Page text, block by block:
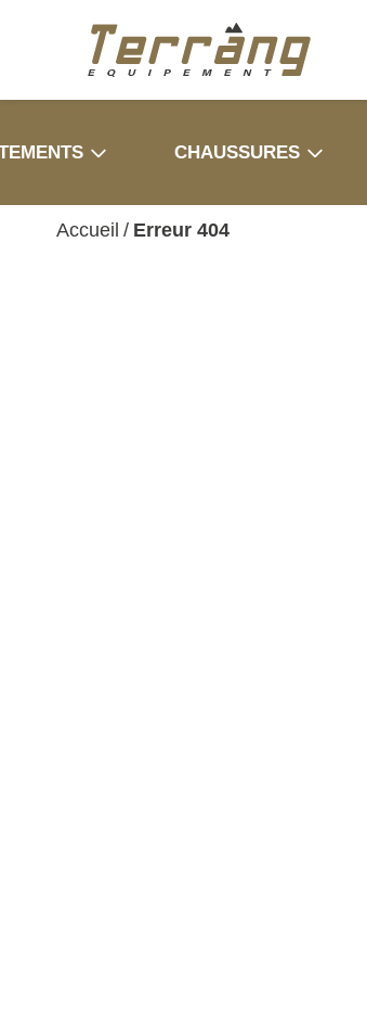
CHAUSSURES
Accueil / Erreur 404